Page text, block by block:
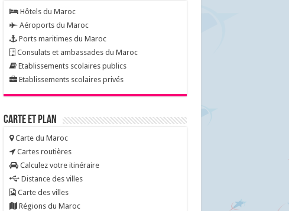
Hôtels du Maroc
Aéroports du Maroc
Ports maritimes du Maroc
Consulats et ambassades du Maroc
Etablissements scolaires publics
Etablissements scolaires privés
Carte et Plan
Carte du Maroc
Cartes routières
Calculez votre itinéraire
Distance des villes
Carte des villes
Régions du Maroc